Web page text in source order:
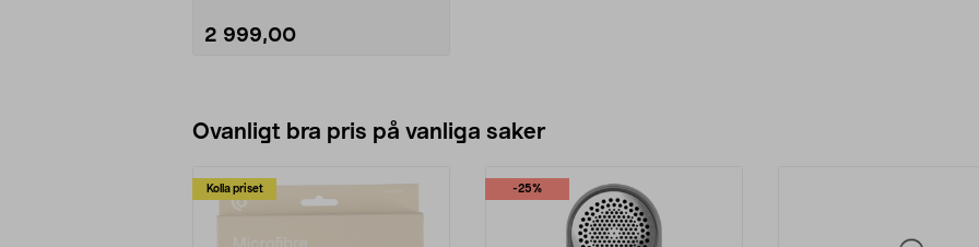
hyllplanen efter behov.
• Skruvas enkelt ihop med 8
2 999,00
Ovanligt bra pris på vanliga saker
Kolla priset -25%